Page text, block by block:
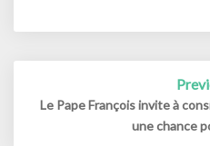
Le Pape François invite à
une chance